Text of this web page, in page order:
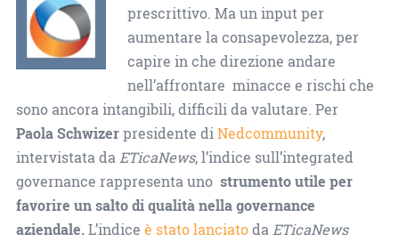
prescrittivo. Ma un input per
aumentare la consapevolezza, per
capire in che direzione andare
nell’affrontare minacce e rischi che
sono ancora intangibili, difficili da valutare. Per
Paola Schwizerpresidente diNedcommunity,
intervistata daETicaNews, l’indice sull’integrated
governance rappresenta unostrumento utile per
favorire un salto di qualità nella governance
aziendale.L’indice è stato lanciatodaETicaNews